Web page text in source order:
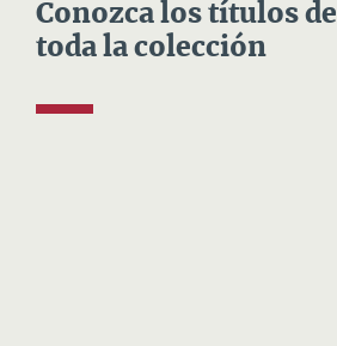
Conozca los títulos de
toda la colección